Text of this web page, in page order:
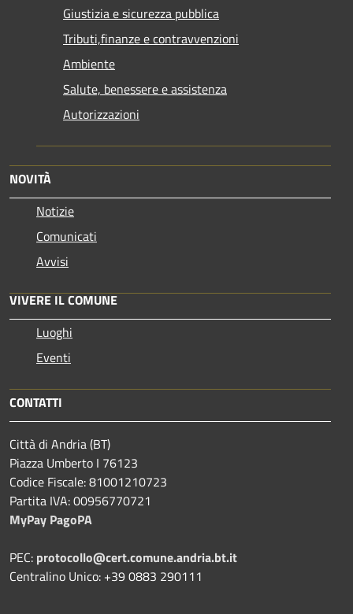
Giustizia e sicurezza pubblica
Tributi,finanze e contravvenzioni
Ambiente
Salute, benessere e assistenza
Autorizzazioni
NOVITÀ
Notizie
Comunicati
Avvisi
VIVERE IL COMUNE
Luoghi
Eventi
CONTATTI
Città di Andria (BT)
Piazza Umberto I 76123
Codice Fiscale: 81001210723
Partita IVA: 00956770721
MyPay PagoPA
PEC: protocollo@cert.comune.andria.bt.it
Centralino Unico: +39 0883 290111